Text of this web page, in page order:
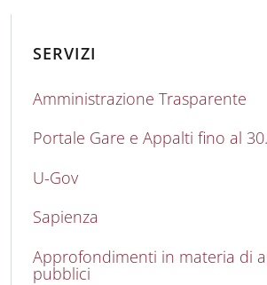
SERVIZI
Amministrazione Trasparente
Portale Gare e Appalti fino al
U-Gov
Sapienza
Approfondimenti in materia di
pubblici